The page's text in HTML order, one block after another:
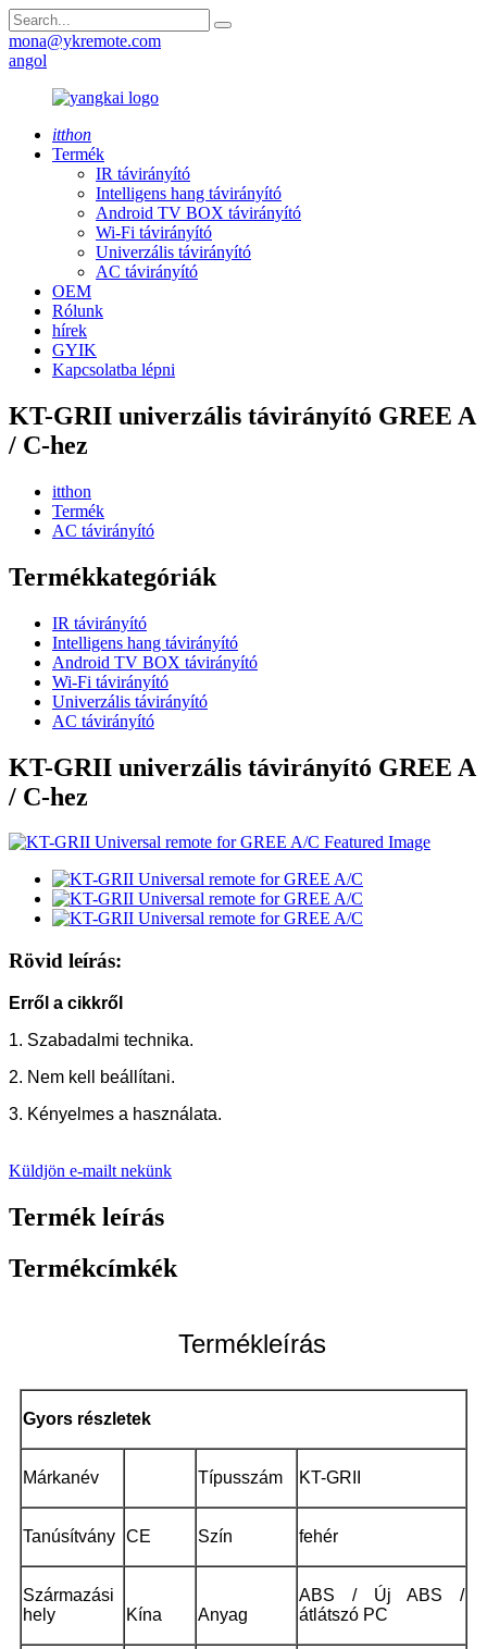
mona@ykremote.com
angol
itthon
Termék
IR távirányító
Intelligens hang távirányító
Android TV BOX távirányító
Wi-Fi távirányító
Univerzális távirányító
AC távirányító
OEM
Rólunk
hírek
GYIK
Kapcsolatba lépni
KT-GRII univerzális távirányító GREE A
/ C-hez
itthon
Termék
AC távirányító
Termékkategóriák
IR távirányító
Intelligens hang távirányító
Android TV BOX távirányító
Wi-Fi távirányító
Univerzális távirányító
AC távirányító
KT-GRII univerzális távirányító GREE A
/ C-hez
Rövid leírás:
Erről a cikkről
1. Szabadalmi technika.
2. Nem kell beállítani.
3. Kényelmes a használata.
Küldjön e-mailt nekünk
Termék leírás
Termékcímkék
Termékleírás
Gyors részletek
Márkanév Típusszám KT-GRII
Tanúsítvány CE Szín fehér
Származási
hely
Kína Anyag
ABS / Új ABS /
átlátszó PC